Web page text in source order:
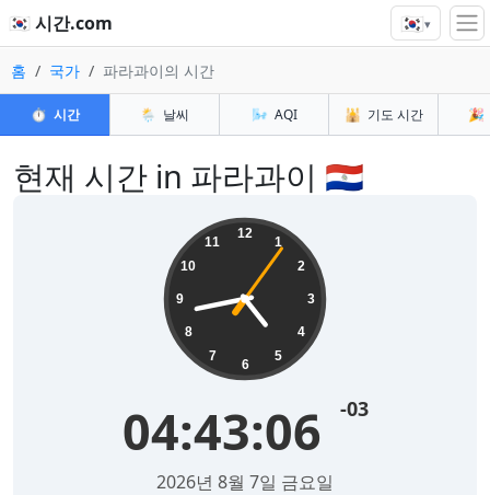
🇰🇷 시간.com 🇰🇷▾
홈 국가 파라과이의 시간
⏱️ 시간 🌦️ 날씨 🌬️ AQI 🕌 기도 시간 🎉
현재 시간 in 파라과이 🇵🇾
12
1
2
3
4
5
6
7
8
9
10
11
04:43:06 -03
2026년 8월 7일 금요일